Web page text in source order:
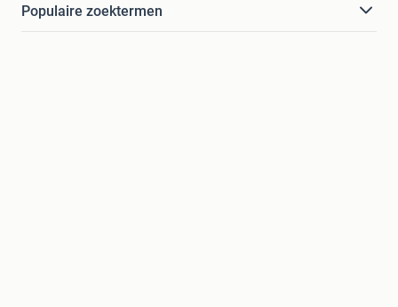
Populaire zoektermen